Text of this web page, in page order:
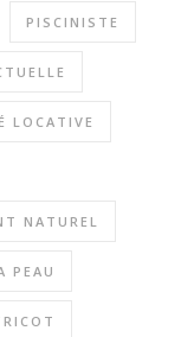
PISCINISTE
LOCATIVE
NATUREL
PEAU